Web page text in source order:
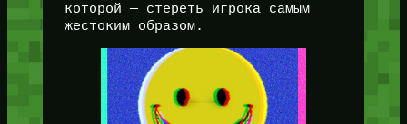
которой — стереть игрока самым
жестоким образом.